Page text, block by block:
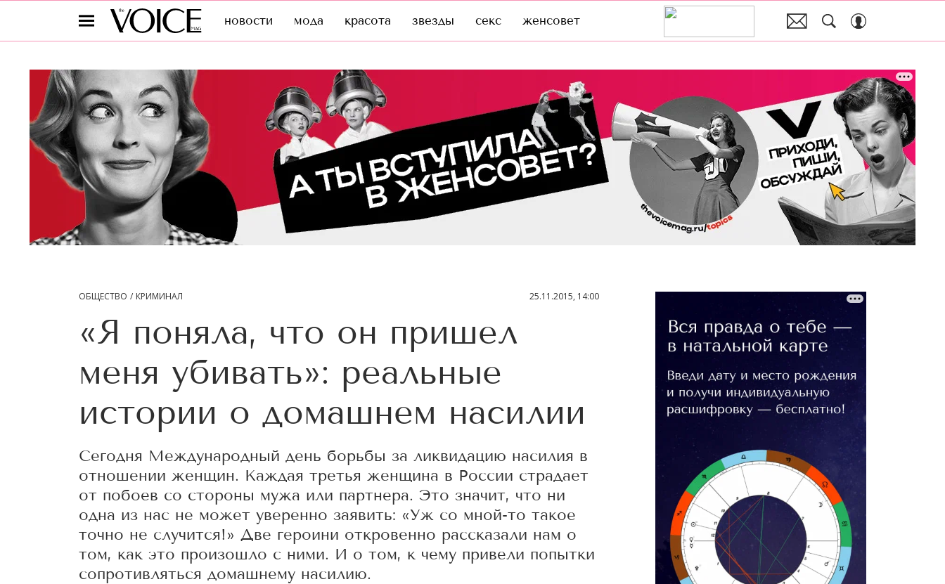
новости мода красота звезды секс женсовет
ОБЩЕСТВО КРИМИНАЛ 25.11.2015, 14:00
«Я поняла, что он пришел
меня убивать»: реальные
истории о домашнем насилии
Сегодня Международный день борьбы за ликвидацию насилия в
отношении женщин. Каждая третья женщина в России страдает
от побоев со стороны мужа или партнера. Это значит, что ни
одна из нас не может уверенно заявить: «Уж со мной-то такое
точно не случится!» Две героини откровенно рассказали нам о
том, как это произошло с ними. И о том, к чему привели попытки
сопротивляться домашнему насилию.